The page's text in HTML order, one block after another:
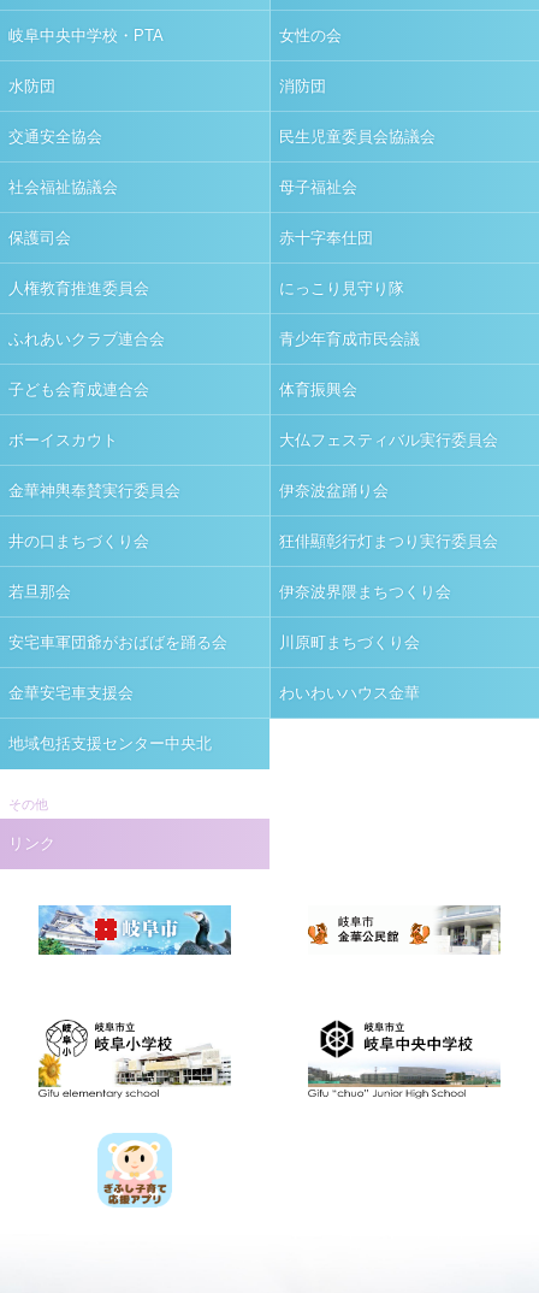
岐阜中央中学校・PTA 女性の会
水防団 消防団
交通安全協会 民生児童委員会協議会
社会福祉協議会 母子福祉会
保護司会 赤十字奉仕団
人権教育推進委員会 にっこり見守り隊
ふれあいクラブ連合会 青少年育成市民会議
子ども会育成連合会 体育振興会
ボーイスカウト 大仏フェスティバル実行委員会
金華神輿奉賛実行委員会 伊奈波盆踊り会
井の口まちづくり会 狂俳顯彰行灯まつり実行委員会
若旦那会 伊奈波界隈まちつくり会
安宅車軍団爺がおばばを踊る会 川原町まちづくり会
金華安宅車支援会 わいわいハウス金華
地域包括支援センター中央北
その他
リンク